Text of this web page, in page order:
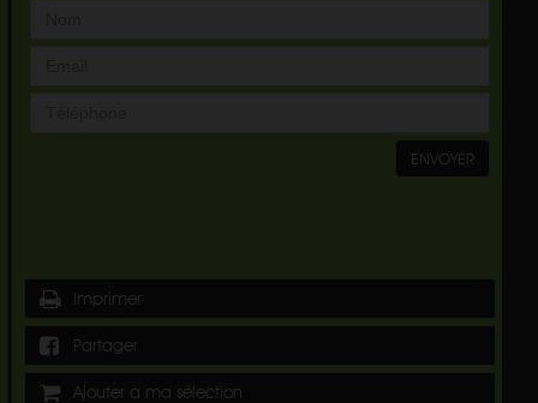
ENVOYER
Imprimer
Partager
Ajouter à ma sélection